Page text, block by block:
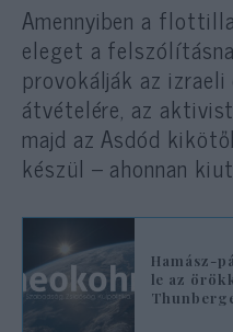
Amennyiben a
eleget a
provokálják az
átvételére, az
majd az Asdód
készül – ahonnan
Hamász-
le az